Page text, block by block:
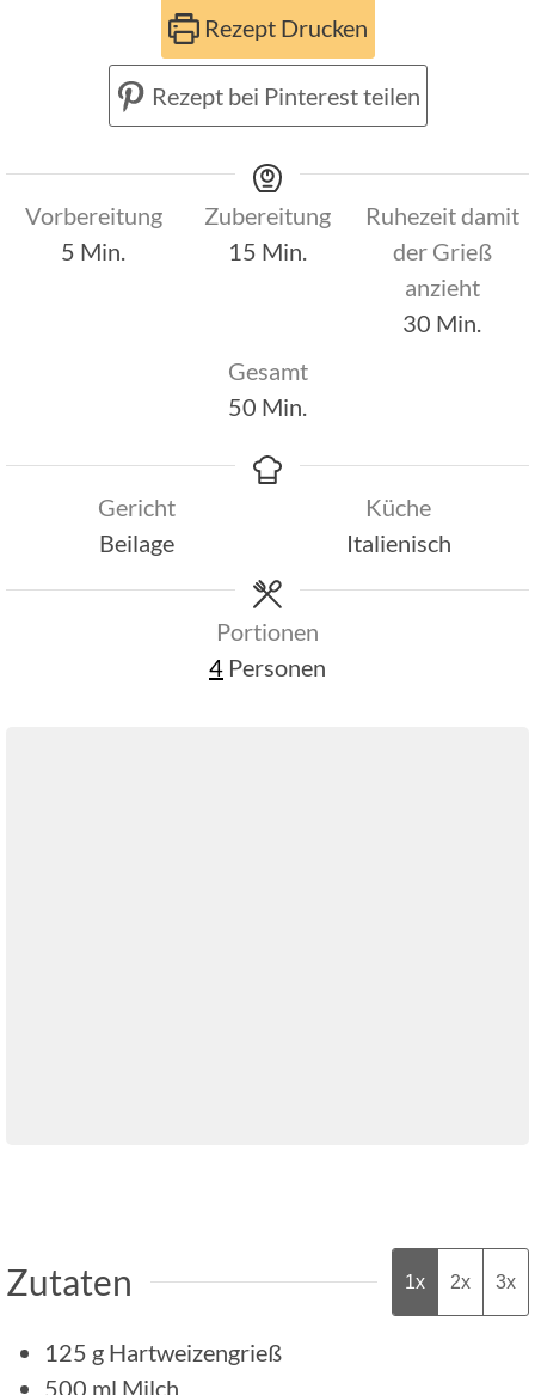
Rezept Drucken
Rezept bei Pinterest teilen
Vorbereitung
5 Minuten
Min.
Zubereitung
15 Minuten
Min.
Ruhezeit damit
der Grieß
anzieht
30 Minuten
Min.
Gesamt
50 Minuten
Min.
Gericht
Beilage
Küche
Italienisch
Portionen
4 Personen
Zutaten 1x 2x 3x
125 g Hartweizengrieß
500 ml Milch